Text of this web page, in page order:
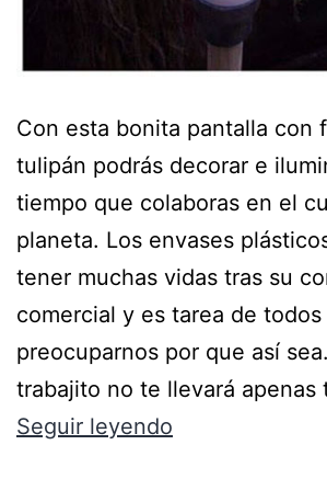
Con esta bonita pantalla con
tulipán podrás decorar e
tiempo que colaboras en el
planeta. Los envases
tener muchas vidas tras su
comercial y es tarea de
preocuparnos por que así
trabajito no te llevará apenas
Seguir leyendo